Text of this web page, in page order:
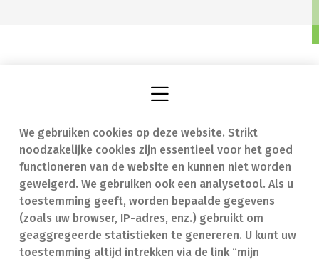
We gebruiken cookies op deze website. Strikt
noodzakelijke cookies zijn essentieel voor het goed
functioneren van de website en kunnen niet worden
geweigerd. We gebruiken ook een analysetool. Als u
toestemming geeft, worden bepaalde gegevens
(zoals uw browser, IP-adres, enz.) gebruikt om
geaggregeerde statistieken te genereren. U kunt uw
toestemming altijd intrekken via de link “mijn
Vind een apotheek
Onze expertise
Ziekten
Geneesmiddelen
In geval van nood
Contact
Veelgestelde vragen
(FAQ)